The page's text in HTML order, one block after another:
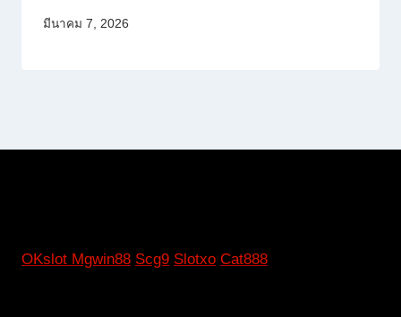
มีนาคม 7, 2026
OKslot Mgwin88 Scg9 Slotxo Cat888